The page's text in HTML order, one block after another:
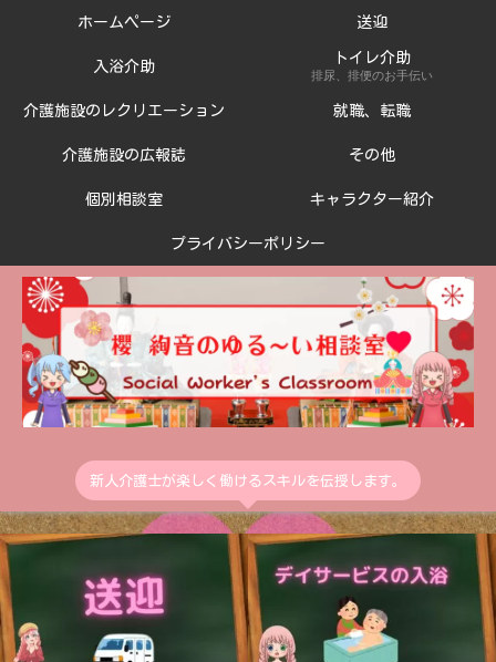
新人介護士が楽しく働けるスキルを伝授します。
ホームページ 送迎
入浴介助
トイレ介助
排尿、排便のお手伝い
介護施設のレクリエーション 就職、転職
介護施設の広報誌 その他
個別相談室 キャラクター紹介
プライバシーポリシー